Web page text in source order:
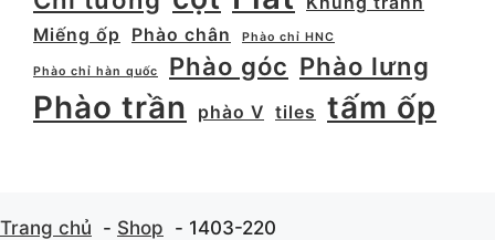
Miếng ốp
Phào chân Phào chỉ HNC
Phào chỉ hàn quốc Phào góc Phào lưng
Phào trần phào V tiles tấm ốp
Trang chủ Shop 1403-220